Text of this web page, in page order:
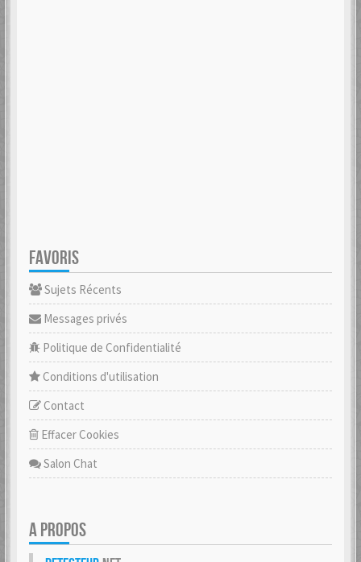
FAVORIS
Sujets Récents
Messages privés
Politique de Confidentialité
Conditions d'utilisation
Contact
Effacer Cookies
Salon Chat
A PROPOS